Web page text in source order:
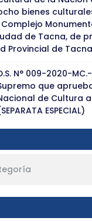
bienes
de Tacna, de
Provincial de Tacna
N° 009-2020-
que
de Cultura
ESPECIAL)